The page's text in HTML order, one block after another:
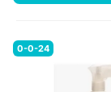
0-0-24